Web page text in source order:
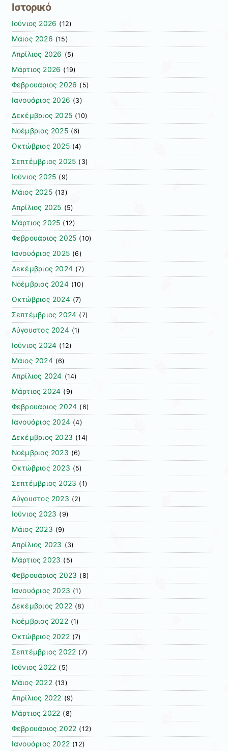
Ιστορικό
Ιούνιος 2026 (12)
Μάιος 2026 (15)
Απρίλιος 2026 (5)
Μάρτιος 2026 (19)
Φεβρουάριος 2026 (5)
Ιανουάριος 2026 (3)
Δεκέμβριος 2025 (10)
Νοέμβριος 2025(6)
Οκτώβριος 2025(4)
Σεπτέμβριος 2025 (3)
Ιούνιος 2025 (9)
Μάιος 2025(13)
Απρίλιος 2025 (5)
Μάρτιος 2025 (12)
Φεβρουάριος 2025 (10)
Ιανουάριος 2025 (6)
Δεκέμβριος 2024 (7)
Νοέμβριος 2024 (10)
Οκτώβριος 2024 (7)
Σεπτέμβριος 2024 (7)
Αύγουστος 2024 (1)
Ιούνιος 2024 (12)
Μάιος 2024 (6)
Απρίλιος 2024 (14)
Μάρτιος 2024 (9)
Φεβρουάριος 2024 (6)
Ιανουάριος 2024 (4)
Δεκέμβριος 2023 (14)
Νοέμβριος 2023 (6)
Οκτώβριος 2023 (5)
Σεπτέμβριος 2023 (1)
Αύγουστος 2023 (2)
Ιούνιος 2023 (9)
Μάιος 2023 (9)
Απρίλιος 2023 (3)
Μάρτιος 2023 (5)
Φεβρουάριος 2023 (8)
Ιανουάριος 2023 (1)
Δεκέμβριος 2022 (8)
Νοέμβριος 2022(1)
Οκτώβριος 2022(7)
Σεπτέμβριος 2022 (7)
Ιούνιος 2022 (5)
Μάιος 2022(13)
Απρίλιος 2022 (9)
Μάρτιος 2022 (8)
Φεβρουάριος 2022 (12)
Ιανουάριος 2022 (12)